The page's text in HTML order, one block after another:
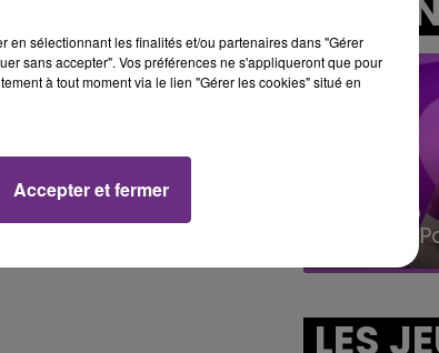
A
14h00 - 15h00
La Radio
LES
en sélectionnant les finalités et/ou partenaires dans "Gérer
sans accepter". Vos préférences ne s'appliqueront que pour
à tout moment via le lien "Gérer les cookies" situé en
Accepter et fermer